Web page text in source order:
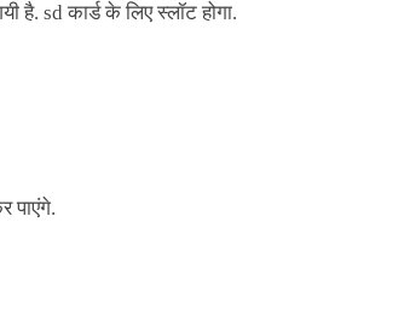
है. sd कार्ड के लिए स्लॉट होगा.
पाएंगे.